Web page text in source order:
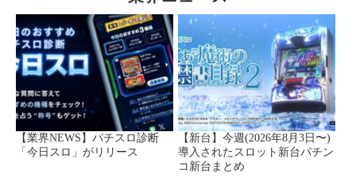
【業界NEWS】パチスロ診断
「今日スロ」がリリース
【新台】今週(2026年8月3日〜)
導入されたスロット新台パチン
コ新台まとめ